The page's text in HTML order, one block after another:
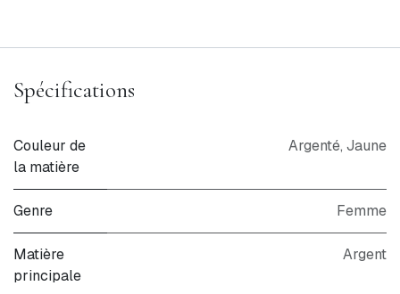
Spécifications
Couleur de
la matière
Argenté, Jaune
Genre Femme
Matière
principale
Argent